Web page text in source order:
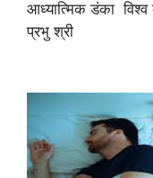
आध्यात्मिक डंका
प्रभु श्री